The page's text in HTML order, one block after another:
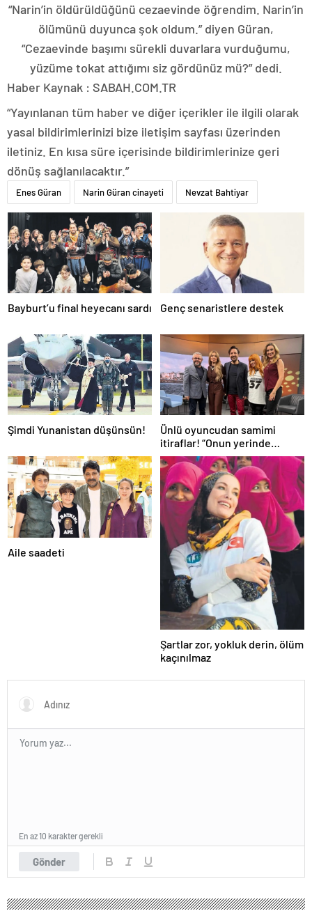
“Narin’in öldürüldüğünü cezaevinde öğrendim. Narin’in
ölümünü duyunca şok oldum.” diyen Güran,
“Cezaevinde başımı sürekli duvarlara vurduğumu,
yüzüme tokat attığımı siz gördünüz mü?” dedi.
Haber Kaynak : SABAH.COM.TR
“Yayınlanan tüm haber ve diğer içerikler ile ilgili olarak
yasal bildirimlerinizi bize iletişim sayfası üzerinden
iletiniz. En kısa süre içerisinde bildirimlerinize geri
dönüş sağlanılacaktır.”
Enes Güran Narin Güran cinayeti Nevzat Bahtiyar
Bayburt’u final heyecanı sardı Genç senaristlere destek
Şimdi Yunanistan düşünsün!
Ünlü oyuncudan samimi
itiraflar! “Onun yerinde
olsaydım diye çok düşündüm”
Aile saadeti
Şartlar zor, yokluk derin, ölüm
kaçınılmaz
Gönder
En az 10 karakter gerekli